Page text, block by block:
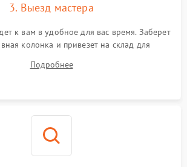
3. Выезд мастера
к вам в удобное для вас время. Заберет
колонка и привезет на склад для
Подробнее